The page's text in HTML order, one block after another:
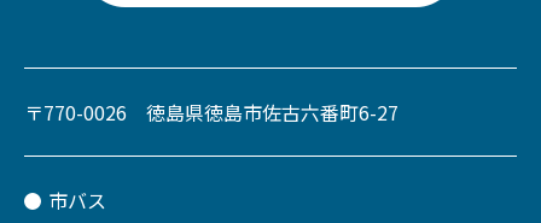
〒770-0026 徳島県徳島市佐古六番町6-27
市バス